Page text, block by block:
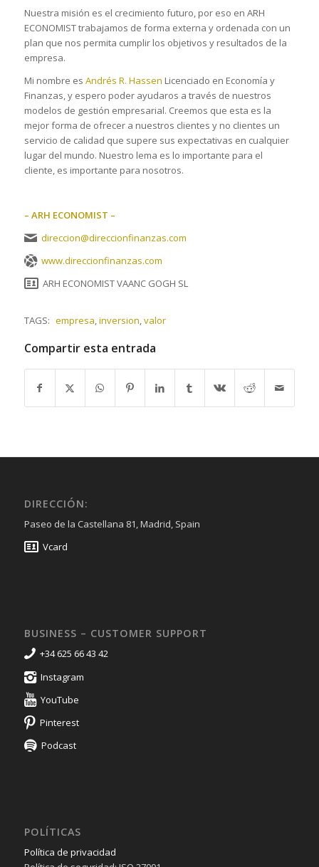
Nuestra misión es el crecimiento futuro, por eso en ARH
ECONOMIST trabajamos de forma externa y ordenada con un
plan que nos permita cumplir los objetivos y resultados de la
empresa.
Mi nombre es Andrés R. Hassen Licenciado en Economía y
Finanzas, y espero poder ayudaros a través de nuestros
modelos de gestión empresarial. Creemos que esta es la
mejor forma de ofrecer a nuestros clientes y no clientes un
servicio de calidad que supere sus expectativas en cualquier
lugar del mundo. Nuestro lema es lo importante para el
cliente, es importante para nosotros.
– ARH ECONOMIST –
direccion@direccionfinanzas.com
www.direccionfinanzas.com
ARH ECONOMIST VAANC GOGH SL
TAGS: empresa,inversion,valor
Compartir esta entrada
DIRECCIÓN:
Paseo de la Castellana 81, Madrid, Spain
Vcard
BUSINESS – CUSTOMER SUPPORT
+34 625 66 43 42
Instagram
YouTube
Pinterest
Podcast
POLÍTICAS
Política de privacidad